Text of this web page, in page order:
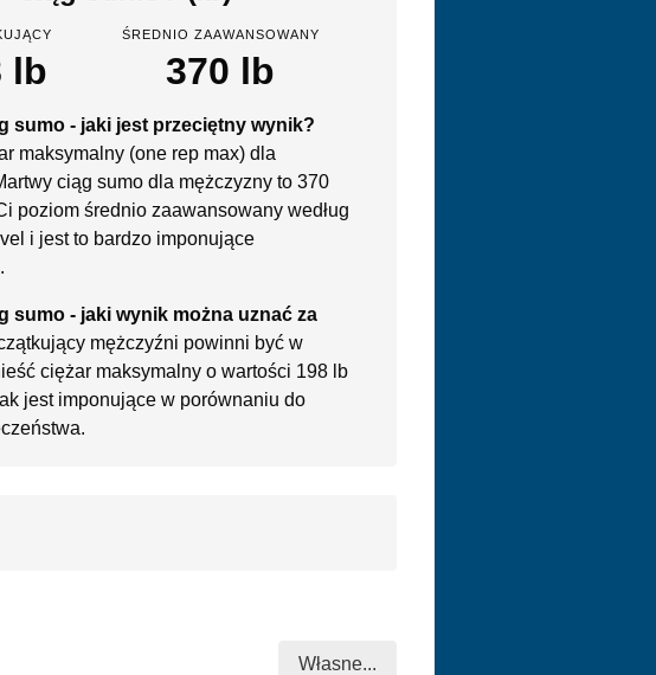
lb
ŚREDNIO ZAAWANSOWANY
370 lb
sumo - jaki jest przeciętny wynik?
maksymalny (one rep max) dla
ciąg sumo dla mężczyzny to 370
poziom średnio zaawansowany według
i jest to bardzo imponujące
sumo - jaki wynik można uznać za
mężczyźni powinni być w
ciężar maksymalny o wartości 198 lb
jest imponujące w porównaniu do
Własne...